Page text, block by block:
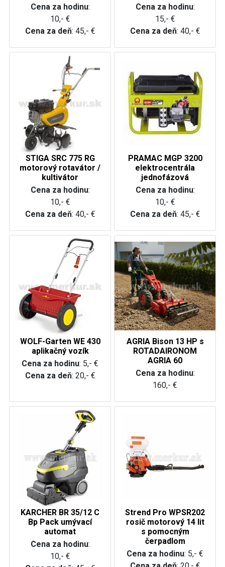
Cena za hodinu:
10,- €
Cena za deň: 45,- €
Cena za hodinu:
15,- €
Cena za deň: 40,- €
STIGA SRC 775 RG
motorový rotavátor /
kultivátor
Cena za hodinu:
10,- €
Cena za deň: 40,- €
PRAMAC MGP 3200
elektrocentrála
jednofázová
Cena za hodinu:
10,- €
Cena za deň: 45,- €
WOLF-Garten WE 430
aplikačný vozík
Cena za hodinu: 5,- €
Cena za deň: 20,- €
AGRIA Bison 13 HP s
ROTADAIRONOM
AGRIA 60
Cena za hodinu:
160,- €
KARCHER BR 35/12 C
Bp Pack umývací
automat
Cena za hodinu:
10,- €
Strend Pro WPSR202
rosič motorový 14 lit
s pomocným
čerpadlom
Cena za hodinu: 5,- €